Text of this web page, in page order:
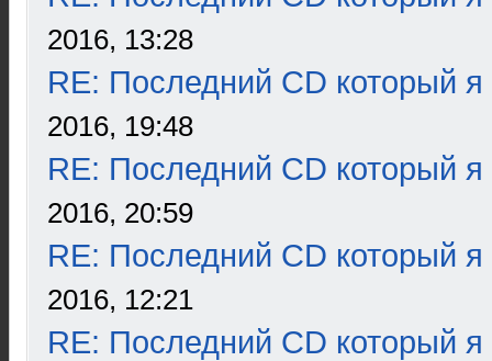
2016, 13:28
RE: Последний CD который я
2016, 19:48
RE: Последний CD который я
2016, 20:59
RE: Последний CD который я
2016, 12:21
RE: Последний CD который я